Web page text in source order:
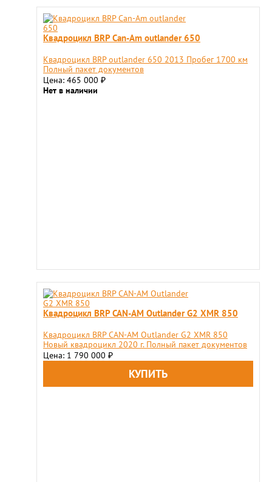
Квадроцикл BRP Can-Am outlander 650
Квадроцикл BRP outlander 650 2013 Пробег 1700 км
Полный пакет документов
Цена: 465 000 ₽
Нет в наличии
Квадроцикл BRP CAN-AM Outlander G2 XMR 850
Квадроцикл BRP CAN-AM Outlander G2 XMR 850
Новый квадроцикл 2020 г. Полный пакет документов
Цена: 1 790 000 ₽